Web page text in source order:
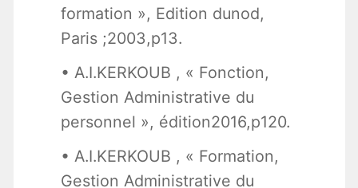
formation », Edition dunod,
Paris ;2003,p13.
• A.I.KERKOUB , « Fonction,
Gestion Administrative du
personnel », édition2016,p120.
• A.I.KERKOUB , « Formation,
Gestion Administrative du